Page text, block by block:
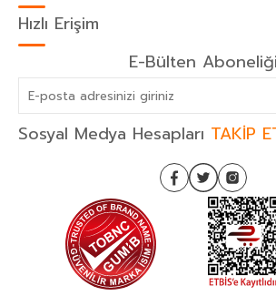
Hızlı Erişim
E-Bülten Aboneliği
Sosyal Medya Hesapları TAKİP